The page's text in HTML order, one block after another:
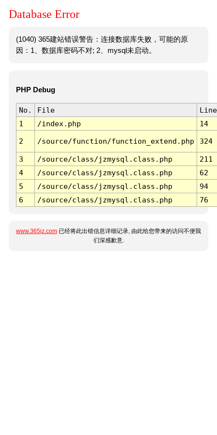
Database Error
(1040) 365建站错误警告：连接数据库失败，可能的原
因：1、数据库密码不对; 2、mysql未启动。
PHP Debug
No. File
Line
1
/index.php 14
2 /source/function/function_extend.php 324
3 /source/class/jzmysql.class.php
211
4
/source/class/jzmysql.class.php
62
5
/source/class/jzmysql.class.php
94
6
/source/class/jzmysql.class.php 76
www.365jz.com 已经将此出错信息详细记录, 由此给您带来的访问不便我
们深感歉意.